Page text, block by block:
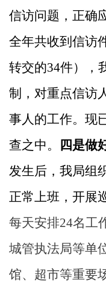
信访问题，正确
全年共收到信访
转交的34件），
制，对重点信访
事人的工作。现
查之中。
四是做
发生后，我局组
正常上班，开展
每天安排24名工
城管执法局等单
馆、超市等重要